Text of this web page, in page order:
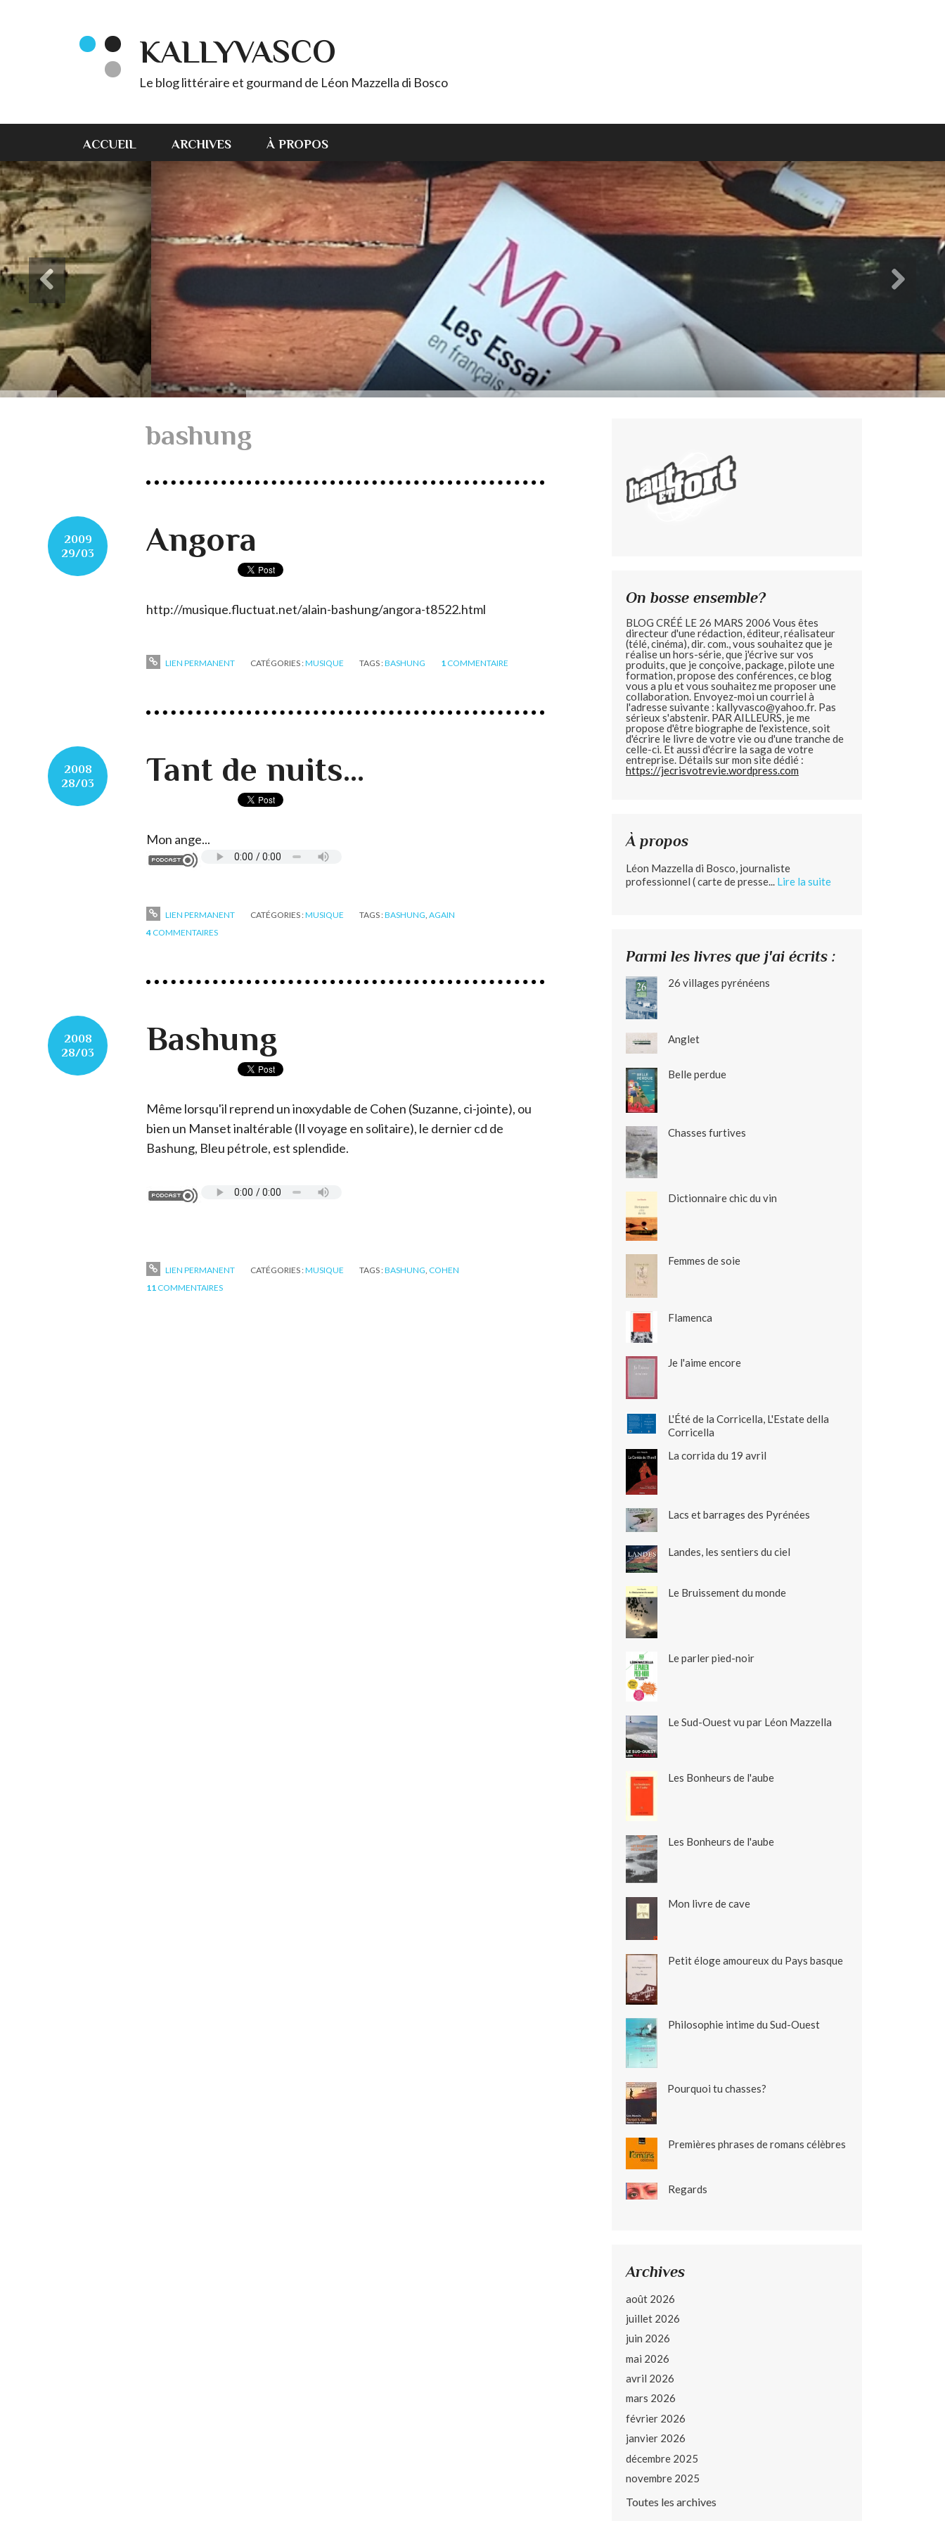
KALLYVASCO
Le blog littéraire et gourmand de Léon Mazzella di Bosco
ACCUEIL ARCHIVES À PROPOS
bashung
2009
29/03
Angora
http://musique.fluctuat.net/alain-bashung/angora-t8522.html
LIEN PERMANENT CATÉGORIES :MUSIQUE TAGS :BASHUNG 1 COMMENTAIRE
2008
28/03
Tant de nuits...
Mon ange...
LIEN PERMANENT CATÉGORIES :MUSIQUE TAGS :BASHUNG AGAIN
4 COMMENTAIRES
2008
28/03
Bashung
Même lorsqu'il reprend un inoxydable de Cohen (Suzanne, ci-jointe), ou
bien un Manset inaltérable (Il voyage en solitaire), le dernier cd de
Bashung, Bleu pétrole, est splendide.
LIEN PERMANENT CATÉGORIES :MUSIQUE TAGS :BASHUNG COHEN
11 COMMENTAIRES
On bosse ensemble?
BLOG CRÉÉ LE 26 MARS 2006 Vous êtes
directeur d'une rédaction, éditeur, réalisateur
(télé, cinéma), dir. com., vous souhaitez que je
réalise un hors-série, que j'écrive sur vos
produits, que je conçoive, package, pilote une
formation, propose des conférences, ce blog
vous a plu et vous souhaitez me proposer une
collaboration. Envoyez-moi un courriel à
l'adresse suivante : kallyvasco@yahoo.fr. Pas
sérieux s'abstenir. PAR AILLEURS, je me
propose d'être biographe de l'existence, soit
d'écrire le livre de votre vie ou d'une tranche de
celle-ci. Et aussi d'écrire la saga de votre
entreprise. Détails sur mon site dédié :
https://jecrisvotrevie.wordpress.com
À propos
Léon Mazzella di Bosco, journaliste
professionnel ( carte de presse... Lire la suite
Parmi les livres que j'ai écrits :
26 villages pyrénéens
Anglet
Belle perdue
Chasses furtives
Dictionnaire chic du vin
Femmes de soie
Flamenca
Je l'aime encore
L'Été de la Corricella, L'Estate della
Corricella
La corrida du 19 avril
Lacs et barrages des Pyrénées
Landes, les sentiers du ciel
Le Bruissement du monde
Le parler pied-noir
Le Sud-Ouest vu par Léon Mazzella
Les Bonheurs de l'aube
Les Bonheurs de l'aube
Mon livre de cave
Petit éloge amoureux du Pays basque
Philosophie intime du Sud-Ouest
Pourquoi tu chasses?
Premières phrases de romans célèbres
Regards
Archives
août 2026
juillet 2026
juin 2026
mai 2026
avril 2026
mars 2026
février 2026
janvier 2026
décembre 2025
novembre 2025
Toutes les archives